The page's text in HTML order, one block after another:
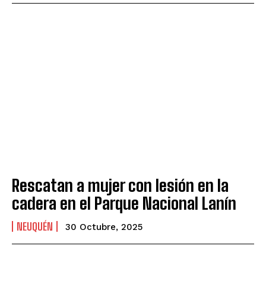
Rescatan a mujer con lesión en la
cadera en el Parque Nacional Lanín
NEUQUÉN 30 Octubre, 2025